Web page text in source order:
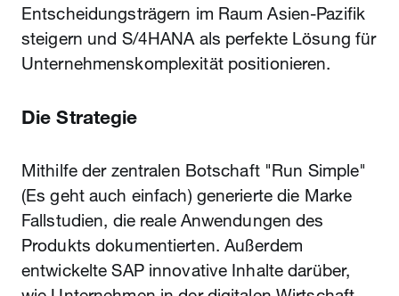
Entscheidungsträgern im Raum Asien-Pazifik
steigern und S/4HANA als perfekte Lösung für
Unternehmenskomplexität positionieren.
Die Strategie
Mithilfe der zentralen Botschaft "Run Simple"
(Es geht auch einfach) generierte die Marke
Fallstudien, die reale Anwendungen des
Produkts dokumentierten. Außerdem
entwickelte SAP innovative Inhalte darüber,